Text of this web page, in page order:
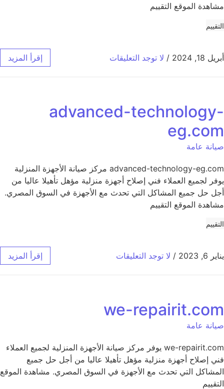
مشاهدة الموقع التقييم
التقييم
أبريل 18, 2024 / لا توجد التعليقات إقرأ المزيد
advanced-technology-
eg.com
صيانة عامة
advanced-technology-eg.com مركز صيانة الأجهزة المنزلية
يوفر لجميع العملاء فني إصلاح أجهزة منزلية مؤهل تأهيلا عاليا من
أجل حل جميع المشاكل التي تحدث مع الأجهزة في السوق المصري.
مشاهدة الموقع التقييم
التقييم
يناير 6, 2023 / لا توجد التعليقات إقرأ المزيد
we-repairit.com
صيانة عامة
we-repairit.com يوفر مركز صيانة الأجهزة المنزلية لجميع العملاء
فني إصلاح أجهزة منزلية مؤهل تأهيلا عاليا من أجل حل جميع
المشاكل التي تحدث مع الأجهزة في السوق المصري. مشاهدة الموقع
التقييم